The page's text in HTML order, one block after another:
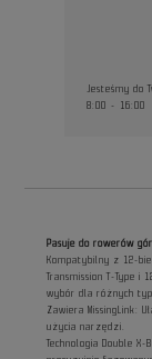
Jesteśmy do
8:00 - 16:00
Pasuje do rowerów
Kompatybilny z 12-
Transmission T-Type
wybór dla różnych
Zawiera MissingLink:
użycia narzędzi.
Technologia Double